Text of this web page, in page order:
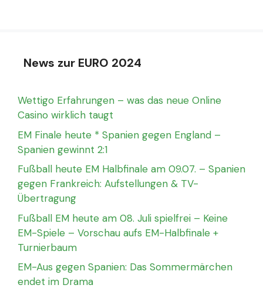
News zur EURO 2024
Wettigo Erfahrungen – was das neue Online
Casino wirklich taugt
EM Finale heute * Spanien gegen England –
Spanien gewinnt 2:1
Fußball heute EM Halbfinale am 09.07. – Spanien
gegen Frankreich: Aufstellungen & TV-
Übertragung
Fußball EM heute am 08. Juli spielfrei – Keine
EM-Spiele – Vorschau aufs EM-Halbfinale +
Turnierbaum
EM-Aus gegen Spanien: Das Sommermärchen
endet im Drama